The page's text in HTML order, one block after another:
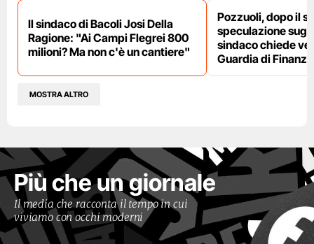
Il sindaco di Bacoli Josi Della
Ragione: "Ai Campi Flegrei 800
milioni? Ma non c'è un cantiere"
Pozzuoli, dopo il
speculazione
sindaco chiede
Guardia di Finanza
MOSTRA ALTRO
Più che un giornale
Il media che racconta il tempo in cui
viviamo con occhi moderni